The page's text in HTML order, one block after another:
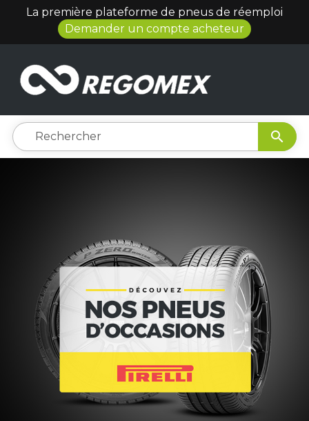
La première plateforme de pneus de réemploi
Demander un compte acheteur
